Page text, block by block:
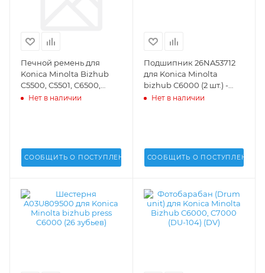
Печной ремень для
Konica Minolta Bizhub
C5500, C5501, C6500,
C6501, C6000, C7000,
Нет в наличии
СООБЩИТЬ О ПОСТУПЛЕНИИ
Подшипник 26NA53712
для Konica Minolta
bizhub С6000 (2 шт.) -
26NA53712
Нет в наличии
СООБЩИТЬ О ПОСТУПЛЕНИИ